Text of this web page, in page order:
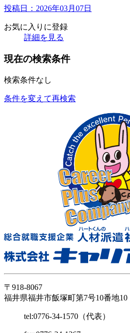
投稿日：2026年03月07日
お気に入りに登録
詳細を見る
現在の検索条件
検索条件なし
条件を変えて再検索
〒918-8067
福井県福井市飯塚町第7号10番地10
tel:0776-34-1570（代表）